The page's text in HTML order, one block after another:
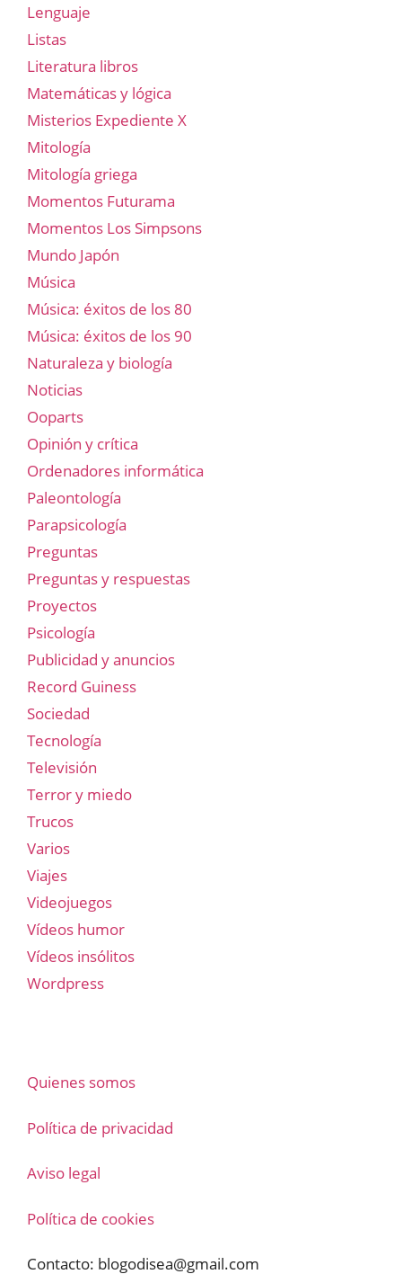
Lenguaje
Listas
Literatura libros
Matemáticas y lógica
Misterios Expediente X
Mitología
Mitología griega
Momentos Futurama
Momentos Los Simpsons
Mundo Japón
Música
Música: éxitos de los 80
Música: éxitos de los 90
Naturaleza y biología
Noticias
Ooparts
Opinión y crítica
Ordenadores informática
Paleontología
Parapsicología
Preguntas
Preguntas y respuestas
Proyectos
Psicología
Publicidad y anuncios
Record Guiness
Sociedad
Tecnología
Televisión
Terror y miedo
Trucos
Varios
Viajes
Videojuegos
Vídeos humor
Vídeos insólitos
Wordpress
Quienes somos
Política de privacidad
Aviso legal
Política de cookies
Contacto: blogodisea@gmail.com